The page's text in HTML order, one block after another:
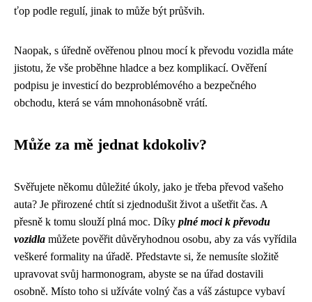
ťop podle regulí, jinak to může být průšvih.
Naopak, s úředně ověřenou plnou mocí k převodu vozidla máte
jistotu, že vše proběhne hladce a bez komplikací. Ověření
podpisu je investicí do bezproblémového a bezpečného
obchodu, která se vám mnohonásobně vrátí.
Může za mě jednat kdokoliv?
Svěřujete někomu důležité úkoly, jako je třeba převod vašeho
auta? Je přirozené chtít si zjednodušit život a ušetřit čas. A
přesně k tomu slouží plná moc. Díky plné moci k převodu
vozidla můžete pověřit důvěryhodnou osobu, aby za vás vyřídila
veškeré formality na úřadě. Představte si, že nemusíte složitě
upravovat svůj harmonogram, abyste se na úřad dostavili
osobně. Místo toho si užíváte volný čas a váš zástupce vybaví